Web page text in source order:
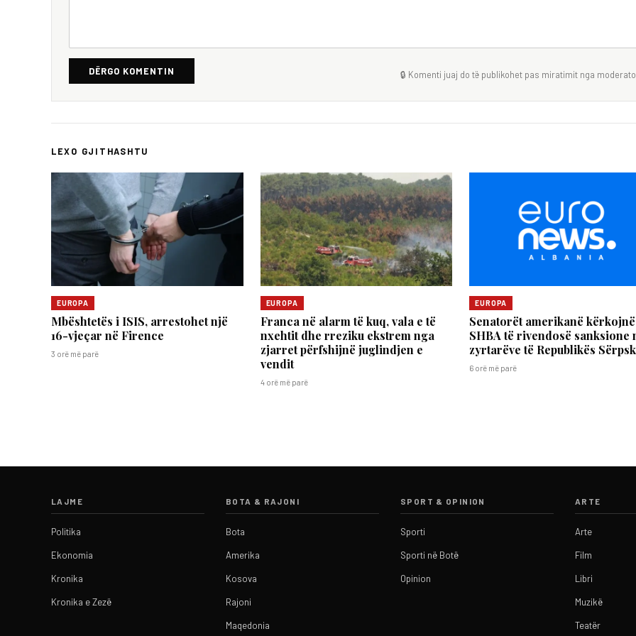
DËRGO KOMENTIN 🔒 Komenti juaj do të publikohet pas miratimit nga
LEXO GJITHASHTU
EUROPA
Mbështetës i ISIS, arrestohet një
16-vjeçar në Firence
3 orë më parë
EUROPA
Franca në alarm të kuq, vala e të
nxehtit dhe rreziku ekstrem nga
zjarret përfshijnë juglindjen e
vendit
4 orë më parë
EUROPA
Senatorët amerikanë
SHBA të rivendosë sanksione
zyrtarëve të Republikës
6 orë më parë
LAJME
Politika
Ekonomia
Kronika
Kronika e Zezë
BOTA & RAJONI
Bota
Amerika
Kosova
Rajoni
Maqedonia
SPORT & OPINION
Sporti
Sporti në Botë
Opinion
ARTE
Arte
Film
Libri
Muzikë
Teatër